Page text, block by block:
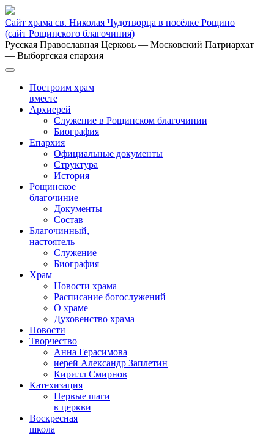
Сайт храма св. Николая Чудотворца в посёлке Рощино
(сайт Рощинского благочиния)
Русская Православная Церковь — Московский Патриархат
— Выборгская епархия
Построим храм
вместе
Архиерей
Служение в Рощинском благочинии
Биография
Епархия
Официальные документы
Структура
История
Рощинское
благочиние
Документы
Состав
Благочинный,
настоятель
Служение
Биография
Храм
Новости храма
Расписание богослужений
О храме
Духовенство храма
Новости
Творчество
Анна Герасимова
иерей Александр Заплетин
Кирилл Смирнов
Катехизация
Первые шаги
в церкви
Воскресная
школа